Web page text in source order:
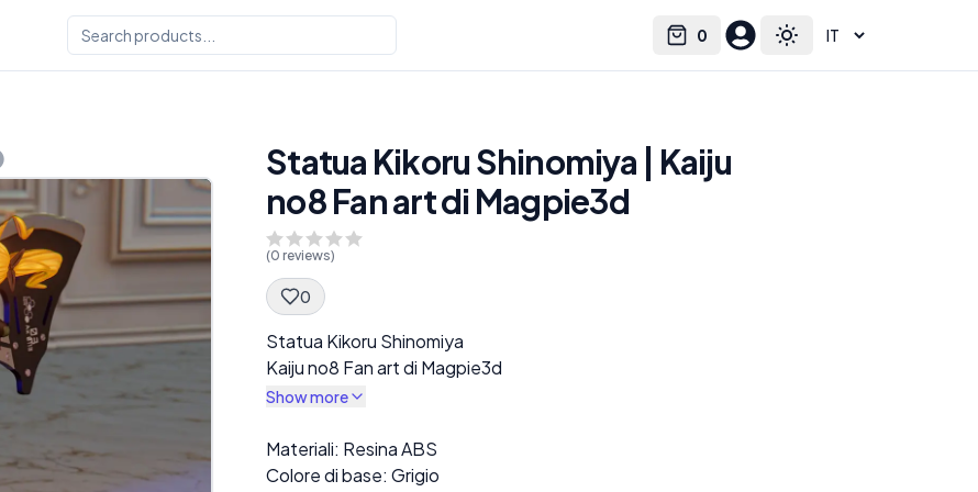
0
Cart Toggle theme
Select language
Statua Kikoru Shinomiya | Kaiju
no8 Fan art di Magpie3d
(0 reviews)
0
Spec Description
Statua Kikoru Shinomiya
Kaiju no8 Fan art di Magpie3d
Show more
Description
Materiali: Resina ABS
Colore di base: Grigio